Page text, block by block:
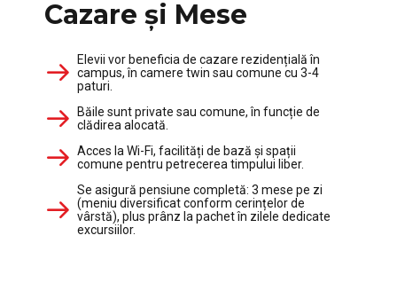
Cazare și Mese
Elevii vor beneficia de cazare rezidențială în
campus, în camere twin sau comune cu 3-4
paturi.
Băile sunt private sau comune, în funcție de
clădirea alocată.
Acces la Wi-Fi, facilități de bază și spații
comune pentru petrecerea timpului liber.
Se asigură pensiune completă: 3 mese pe zi
(meniu diversificat conform cerințelor de
vârstă), plus prânz la pachet în zilele dedicate
excursiilor.